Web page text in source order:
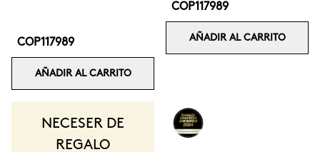
COP117989
AÑADIR AL CARRITO
COP117989
AÑADIR AL CARRITO
NECESER DE
REGALO